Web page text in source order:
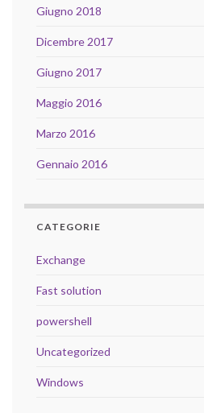
Giugno 2018
Dicembre 2017
Giugno 2017
Maggio 2016
Marzo 2016
Gennaio 2016
CATEGORIE
Exchange
Fast solution
powershell
Uncategorized
Windows